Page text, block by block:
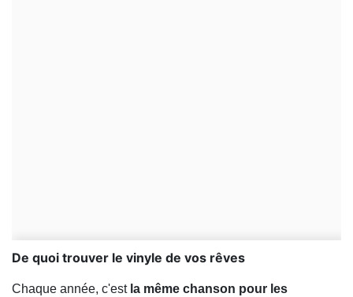
De quoi trouver le vinyle de vos rêves
Chaque année, c'estla même chanson pour les